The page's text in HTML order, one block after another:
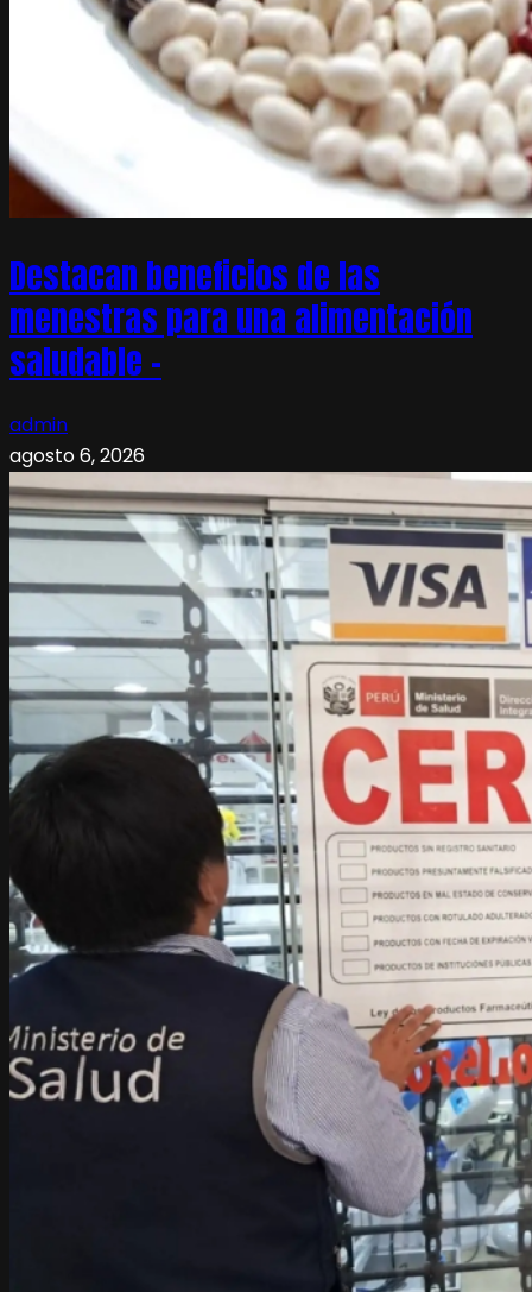
Destacan beneficios de las
menestras para una alimentación
saludable –
admin
agosto 6, 2026